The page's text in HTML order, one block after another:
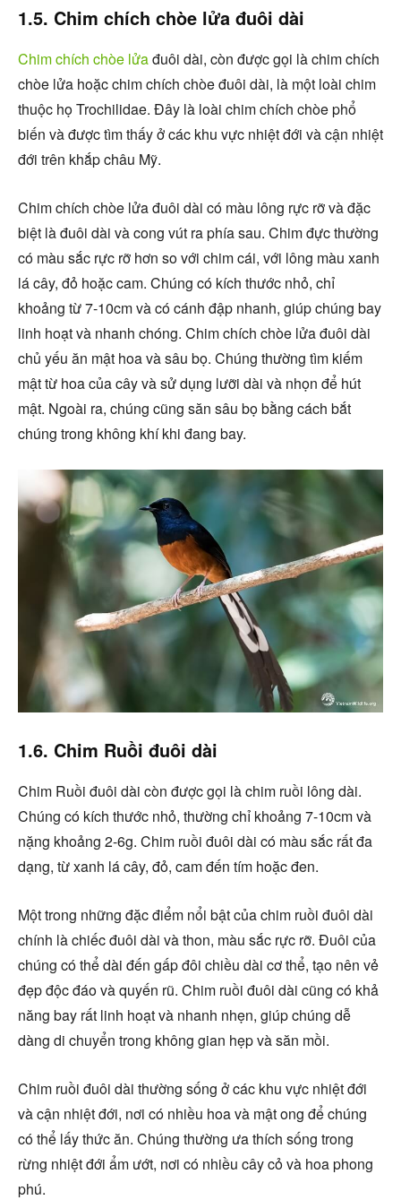
1.5. Chim chích chòe lửa đuôi dài
Chim chích chòe lửađuôi dài, còn được gọi là chim chích
chòe lửa hoặc chim chích chòe đuôi dài, là một loài chim
thuộc họ Trochilidae. Đây là loài chim chích chòe phổ
biến và được tìm thấy ở các khu vực nhiệt đới và cận nhiệt
đới trên khắp châu Mỹ.
Chim chích chòe lửa đuôi dài có màu lông rực rỡ và đặc
biệt là đuôi dài và cong vút ra phía sau. Chim đực thường
có màu sắc rực rỡ hơn so với chim cái, với lông màu xanh
lá cây, đỏ hoặc cam. Chúng có kích thước nhỏ, chỉ
khoảng từ 7-10cm và có cánh đập nhanh, giúp chúng bay
linh hoạt và nhanh chóng. Chim chích chòe lửa đuôi dài
chủ yếu ăn mật hoa và sâu bọ. Chúng thường tìm kiếm
mật từ hoa của cây và sử dụng lưỡi dài và nhọn để hút
mật. Ngoài ra, chúng cũng săn sâu bọ bằng cách bắt
chúng trong không khí khi đang bay.
1.6. Chim Ruồi đuôi dài
Chim Ruồi đuôi dài còn được gọi là chim ruồi lông dài.
Chúng có kích thước nhỏ, thường chỉ khoảng 7-10cm và
nặng khoảng 2-6g. Chim ruồi đuôi dài có màu sắc rất đa
dạng, từ xanh lá cây, đỏ, cam đến tím hoặc đen.
Một trong những đặc điểm nổi bật của chim ruồi đuôi dài
chính là chiếc đuôi dài và thon, màu sắc rực rỡ. Đuôi của
chúng có thể dài đến gấp đôi chiều dài cơ thể, tạo nên vẻ
đẹp độc đáo và quyến rũ. Chim ruồi đuôi dài cũng có khả
năng bay rất linh hoạt và nhanh nhẹn, giúp chúng dễ
dàng di chuyển trong không gian hẹp và săn mồi.
Chim ruồi đuôi dài thường sống ở các khu vực nhiệt đới
và cận nhiệt đới, nơi có nhiều hoa và mật ong để chúng
có thể lấy thức ăn. Chúng thường ưa thích sống trong
rừng nhiệt đới ẩm ướt, nơi có nhiều cây cỏ và hoa phong
phú.